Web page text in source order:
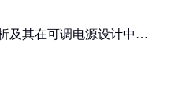
及其在可调电源设计中的